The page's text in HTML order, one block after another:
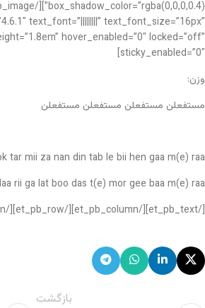
text_font=”||||||||” text_font_size=”16px”
hover_enabled=”0″ locked=”off”
sticky_enabled=”0″]
وزن:
مستفعلن مستفعلن مستفعلن مستفعلن
tar mii za nan din tab le bii hen gaa m(e) raa
rii ga lat boo das t(e) mor gee baa m(e) raa
[/et_pb_text][/et_pb_column][/et_pb_row][/et_pb_section]
بازگشت